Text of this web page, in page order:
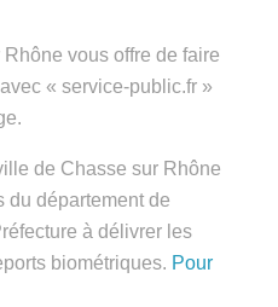
vous offre de
avec « service-
cette page.
de Chasse sur Rhône
du département de
à délivrer les
biométriques.Pour